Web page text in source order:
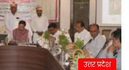
उत्तर प्रदेश